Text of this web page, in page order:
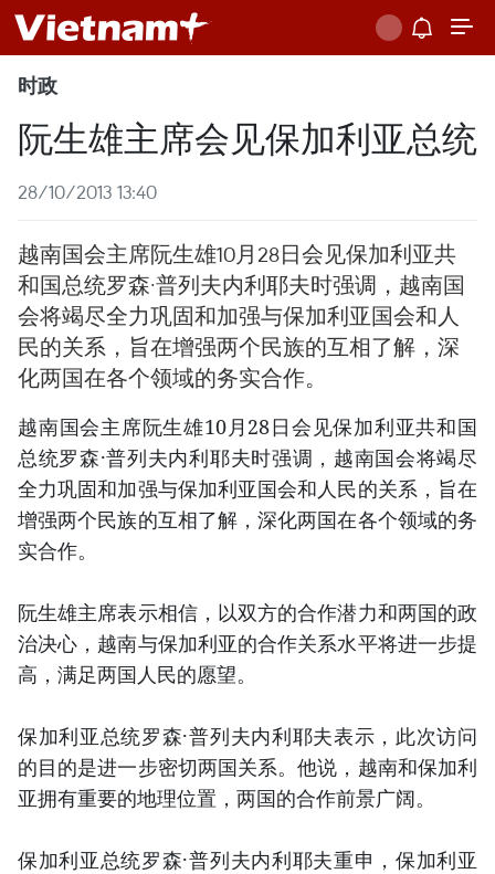
时政
阮生雄主席会见保加利亚总统
28/10/2013 13:40
越南国会主席阮生雄10月28日会见保加利亚共
和国总统罗森·普列夫内利耶夫时强调，越南国
会将竭尽全力巩固和加强与保加利亚国会和人
民的关系，旨在增强两个民族的互相了解，深
化两国在各个领域的务实合作。
越南国会主席阮生雄10月28日会见保加利亚共和国
总统罗森·普列夫内利耶夫时强调，越南国会将竭尽
全力巩固和加强与保加利亚国会和人民的关系，旨在
增强两个民族的互相了解，深化两国在各个领域的务
实合作。
阮生雄主席表示相信，以双方的合作潜力和两国的政
治决心，越南与保加利亚的合作关系水平将进一步提
高，满足两国人民的愿望。
保加利亚总统罗森·普列夫内利耶夫表示，此次访问
的目的是进一步密切两国关系。他说，越南和保加利
亚拥有重要的地理位置，两国的合作前景广阔。
保加利亚总统罗森·普列夫内利耶夫重申，保加利亚